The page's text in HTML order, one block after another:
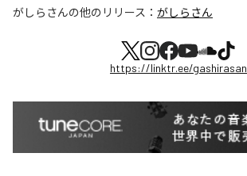
がしらさんの他のリリース： がしらさん
https://linktr.ee/gashirasan